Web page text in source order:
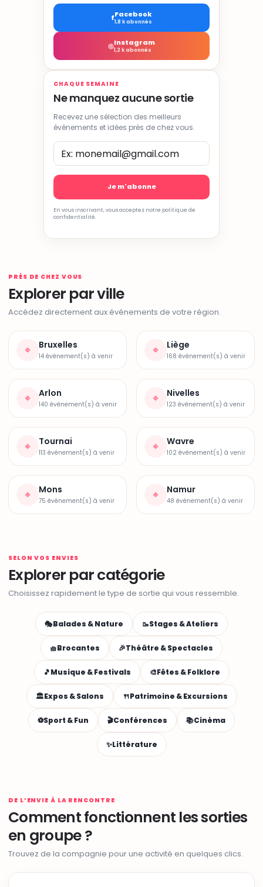
fFacebook
1,8 k abonnés
◎Instagram
1,2 k abonnés
CHAQUE SEMAINE
Ne manquez aucune sortie
Recevez une sélection des meilleurs
événements et idées près de chez vous.
En vous inscrivant, vous acceptez notre politique de
confidentialité.
PRÈS DE CHEZ VOUS
Explorer par ville
Accédez directement aux événements de votre région.
⌖ Bruxelles
14 événement(s) à venir ⌖ Liège
168 événement(s) à venir
⌖ Arlon
140 événement(s) à venir ⌖ Nivelles
123 événement(s) à venir
⌖ Tournai
113 événement(s) à venir ⌖ Wavre
102 événement(s) à venir
⌖ Mons
75 événement(s) à venir ⌖ Namur
48 événement(s) à venir
SELON VOS ENVIES
Explorer par catégorie
Choisissez rapidement le type de sortie qui vous ressemble.
🎭Balades & Nature 🥾Stages & Ateliers
🧺Brocantes 🎉Théâtre & Spectacles
🎵Musique & Festivals 🎨Fêtes & Folklore
🏛️Expos & Salons 🍴Patrimoine & Excursions
⚽Sport & Fun 🎬Conférences 📚Cinéma
✨Littérature
DE L’ENVIE À LA RENCONTRE
Comment fonctionnent les sorties
en groupe ?
Trouvez de la compagnie pour une activité en quelques clics.